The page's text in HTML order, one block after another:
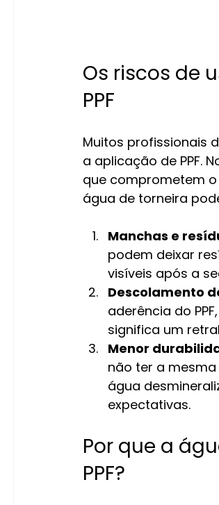
Os riscos de
PPF
Muitos profissionais
a aplicação de PPF.
que comprometem
água de torneira
Manchas e
podem deixar
visíveis após a
Descolamento
aderência do
significa um
Menor
não ter a
água
expectativas.
Por que a
PPF?